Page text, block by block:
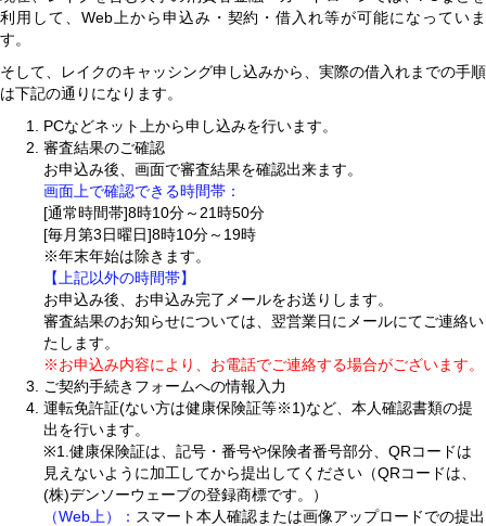
利用して、Web上から申込み・契約・借入れ等が可能になっていま
す。
そして、レイクのキャッシング申し込みから、実際の借入れまでの手順
は下記の通りになります。
PCなどネット上から申し込みを行います。
審査結果のご確認
お申込み後、画面で審査結果を確認出来ます。
画面上で確認できる時間帯：
[通常時間帯]8時10分～21時50分
[毎月第3日曜日]8時10分～19時
※年末年始は除きます。
【上記以外の時間帯】
お申込み後、お申込み完了メールをお送りします。
審査結果のお知らせについては、翌営業日にメールにてご連絡い
たします。
※お申込み内容により、お電話でご連絡する場合がございます。
ご契約手続きフォームへの情報入力
運転免許証(ない方は健康保険証等※1)など、本人確認書類の提
出を行います。
※1.健康保険証は、記号・番号や保険者番号部分、QRコードは
見えないように加工してから提出してください（QRコードは、
(株)デンソーウェーブの登録商標です。）
（Web上）： スマート本人確認または画像アップロードでの提出